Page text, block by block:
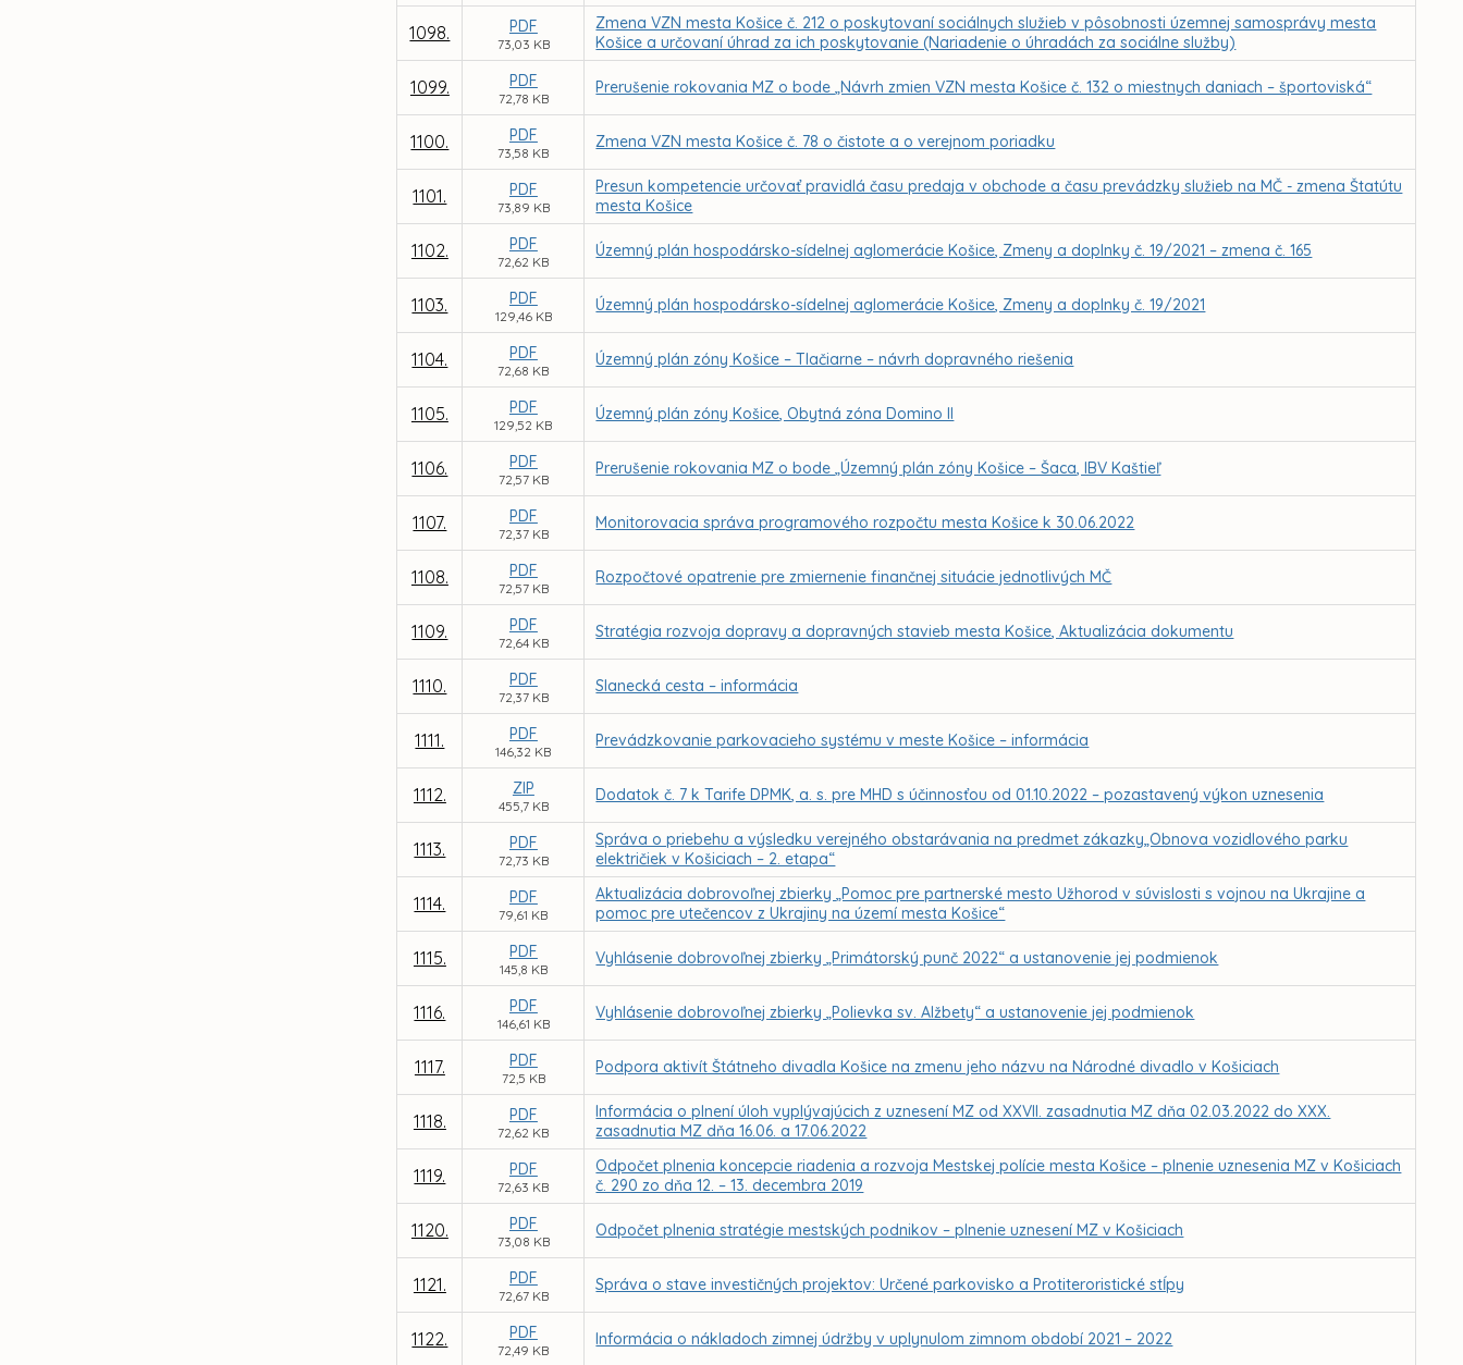
1098. PDF
73,03 KB
Zmena VZN mesta Košice č. 212 o poskytovaní sociálnych služieb v pôsobnosti územnej samosprávy mesta
Košice a určovaní úhrad za ich poskytovanie (Nariadenie o úhradách za sociálne služby)
1099. PDF
72,78 KB
Prerušenie rokovania MZ o bode „Návrh zmien VZN mesta Košice č. 132 o miestnych daniach – športoviská“
1100. PDF
73,58 KB
Zmena VZN mesta Košice č. 78 o čistote a o verejnom poriadku
1101. PDF
73,89 KB
Presun kompetencie určovať pravidlá času predaja v obchode a času prevádzky služieb na MČ - zmena Štatútu
mesta Košice
1102. PDF
72,62 KB
Územný plán hospodársko-sídelnej aglomerácie Košice, Zmeny a doplnky č. 19/2021 – zmena č. 165
1103. PDF
129,46 KB
Územný plán hospodársko-sídelnej aglomerácie Košice, Zmeny a doplnky č. 19/2021
1104. PDF
72,68 KB
Územný plán zóny Košice – Tlačiarne – návrh dopravného riešenia
1105. PDF
129,52 KB
Územný plán zóny Košice, Obytná zóna Domino II
1106. PDF
72,57 KB
Prerušenie rokovania MZ o bode „Územný plán zóny Košice – Šaca, IBV Kaštieľ
1107. PDF
72,37 KB
Monitorovacia správa programového rozpočtu mesta Košice k 30.06.2022
1108. PDF
72,57 KB
Rozpočtové opatrenie pre zmiernenie finančnej situácie jednotlivých MČ
1109. PDF
72,64 KB
Stratégia rozvoja dopravy a dopravných stavieb mesta Košice, Aktualizácia dokumentu
1110. PDF
72,37 KB
Slanecká cesta – informácia
1111. PDF
146,32 KB
Prevádzkovanie parkovacieho systému v meste Košice – informácia
1112. ZIP
455,7 KB
Dodatok č. 7 k Tarife DPMK, a. s. pre MHD s účinnosťou od 01.10.2022 – pozastavený výkon uznesenia
1113. PDF
72,73 KB
Správa o priebehu a výsledku verejného obstarávania na predmet zákazky„Obnova vozidlového parku
električiek v Košiciach – 2. etapa“
1114. PDF
79,61 KB
Aktualizácia dobrovoľnej zbierky „Pomoc pre partnerské mesto Užhorod v súvislosti s vojnou na Ukrajine a
pomoc pre utečencov z Ukrajiny na území mesta Košice“
1115. PDF
145,8 KB
Vyhlásenie dobrovoľnej zbierky „Primátorský punč 2022“ a ustanovenie jej podmienok
1116. PDF
146,61 KB
Vyhlásenie dobrovoľnej zbierky „Polievka sv. Alžbety“ a ustanovenie jej podmienok
1117. PDF
72,5 KB
Podpora aktivít Štátneho divadla Košice na zmenu jeho názvu na Národné divadlo v Košiciach
1118. PDF
72,62 KB
Informácia o plnení úloh vyplývajúcich z uznesení MZ od XXVII. zasadnutia MZ dňa 02.03.2022 do XXX.
zasadnutia MZ dňa 16.06. a 17.06.2022
1119. PDF
72,63 KB
Odpočet plnenia koncepcie riadenia a rozvoja Mestskej polície mesta Košice – plnenie uznesenia MZ v Košiciach
č. 290 zo dňa 12. – 13. decembra 2019
1120. PDF
73,08 KB
Odpočet plnenia stratégie mestských podnikov – plnenie uznesení MZ v Košiciach
1121. PDF
72,67 KB
Správa o stave investičných projektov: Určené parkovisko a Protiteroristické stĺpy
1122. PDF
72,49 KB
Informácia o nákladoch zimnej údržby v uplynulom zimnom období 2021 – 2022